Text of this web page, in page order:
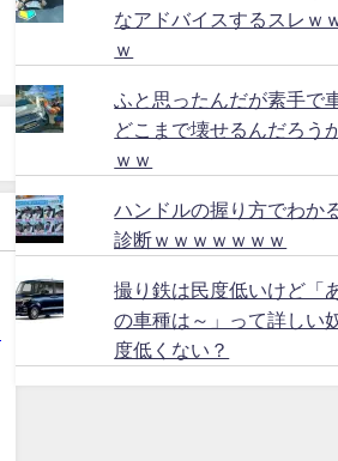
なアドバイスするスレｗ
ｗ
ふと思ったんだが素手で
どこまで壊せるんだろう
ｗｗ
ハンドルの握り方でわか
診断ｗｗｗｗｗｗｗ
撮り鉄は民度低いけど「
の車種は～」って詳しい
度低くない？